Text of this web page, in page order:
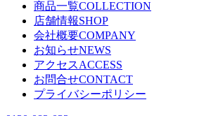
商品一覧COLLECTION
店舗情報SHOP
会社概要COMPANY
お知らせNEWS
アクセスACCESS
お問合せCONTACT
プライバシーポリシー